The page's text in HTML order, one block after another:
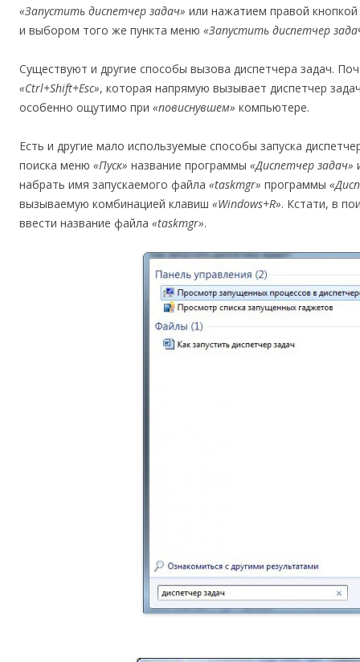
«Запустить диспетчер задач» или нажатием правой
и выбором того же пункта меню «Запустить диспетчер
Существуют и другие способы вызова диспетчера задач.
«Ctrl+Shift+Esc», которая напрямую вызывает диспетчер
особенно ощутимо при «повиснувшем» компьютере.
Есть и другие мало используемые способы запуска
поиска меню «Пуск» название программы «Диспетчер задач»
набрать имя запускаемого файла «taskmgr» программы
вызываемую комбинацией клавиш «Windows+R». Кстати, в
ввести название файла «taskmgr».